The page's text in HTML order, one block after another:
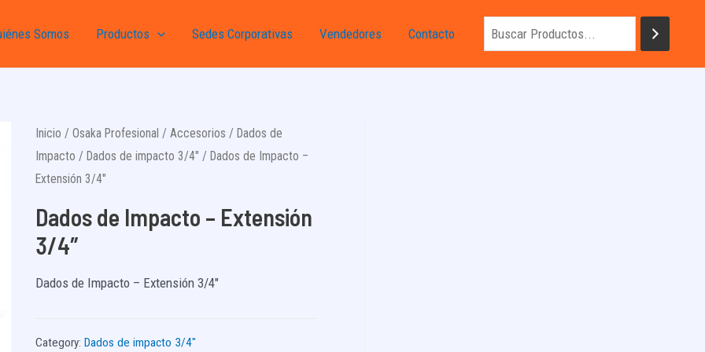
Somos Productos Sedes Corporativas Vendedores Contacto
Inicio / Osaka Profesional / Accesorios / Dados de
Impacto / Dados de impacto 3/4" / Dados de Impacto –
Extensión 3/4″
Dados de Impacto – Extensión
3/4″
Dados de Impacto – Extensión 3/4″
Category: Dados de impacto 3/4"